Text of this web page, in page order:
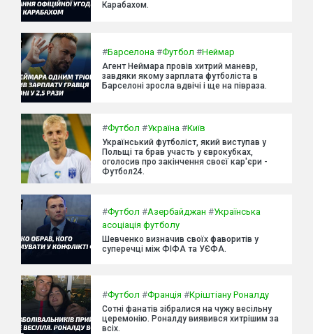
Карабахом.
#Барселона #Футбол #Неймар
Агент Неймара провів хитрий маневр,
завдяки якому зарплата футболіста в
Барселоні зросла вдвічі і ще на півраза.
#Футбол #Україна #Київ
Український футболіст, який виступав у
Польщі та брав участь у єврокубках,
оголосив про закінчення своєї кар'єри -
Футбол24.
#Футбол #Азербайджан #Українська
асоціація футболу
Шевченко визначив своїх фаворитів у
суперечці між ФІФА та УЄФА.
#Футбол #Франція #Кріштіану Роналду
Сотні фанатів зібралися на чужу весільну
церемонію. Роналду виявився хитрішим за
всіх.